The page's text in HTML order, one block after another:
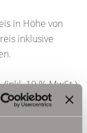
in Höhe von
inklusive
19 % MwSt.)
nach Abschluss